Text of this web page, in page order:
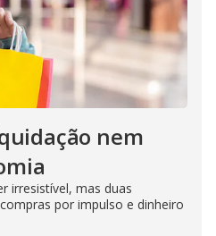
nem
irresistível, mas duas
por impulso e dinheiro